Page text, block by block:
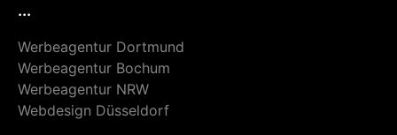
...
Werbeagentur Dortmund
Werbeagentur Bochum
Werbeagentur NRW
Webdesign Düsseldorf